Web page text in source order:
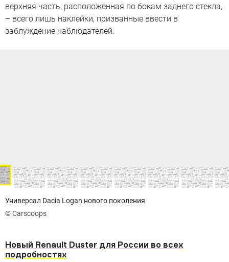
верхняя часть, расположенная по бокам заднего стекла,
– всего лишь наклейки, призванные ввести в
заблуждение наблюдателей.
Универсал Dacia Logan нового поколения
© Carscoops
Новый Renault Duster для России во всех
подробностях